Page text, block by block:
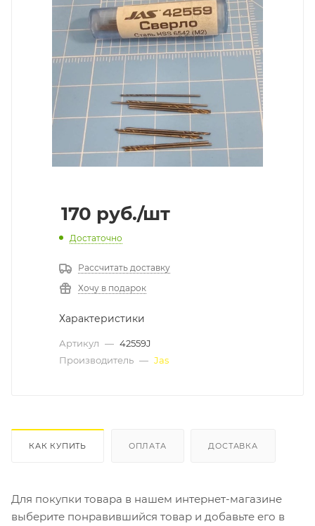
170 руб./шт
Достаточно
Рассчитать доставку
Хочу в подарок
Характеристики
Артикул — 42559J
Производитель — Jas
КАК КУПИТЬ ОПЛАТА ДОСТАВКА
Для покупки товара в нашем интернет-магазине
выберите понравившийся товар и добавьте его в